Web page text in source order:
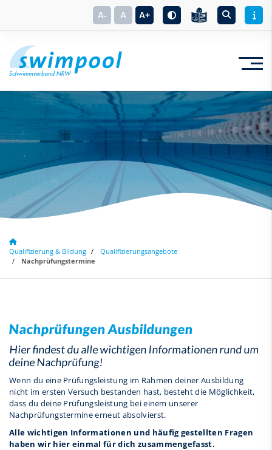
A- A A+
Suchbegriff eingeben
Qualifizierung & Bildung
Qualifizierungsangebote
Nachprüfungstermine
Nachprüfungen Ausbildungen
Hier findest du alle wichtigen Informationen rund um
deine Nachprüfung!
Wenn du eine Prüfungsleistung im Rahmen deiner Ausbildung
nicht im ersten Versuch bestanden hast, besteht die Möglichkeit,
dass du deine Prüfungsleistung bei einem unserer
Nachprüfungstermine erneut absolvierst.
Alle wichtigen Informationen und häufig gestellten Fragen
haben wir hier einmal für dich zusammengefasst.